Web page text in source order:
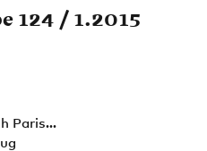
124 / 1.2015
Paris...